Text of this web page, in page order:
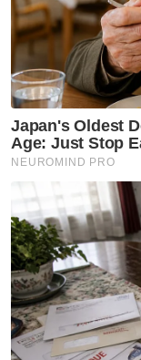
mengikut
Beliau
tidak mudah
kenyataan,
mencetuskan
mengganggu
"Orang
maklumat
terus kepada
rasmi dan
yang belum
mengundang
mengeruhkan